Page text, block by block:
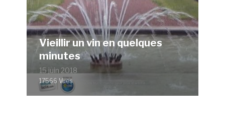
Vieillir un vin en quelques
minutes
15 juin 2018
17566 Vues